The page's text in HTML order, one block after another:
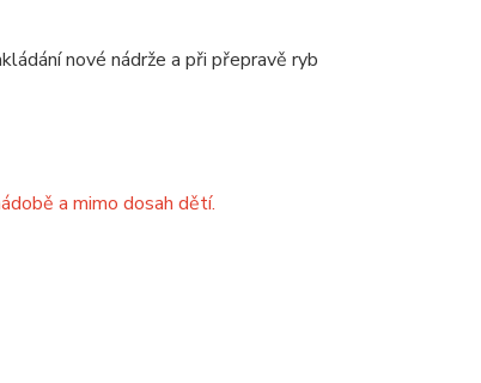
nové nádrže a při přepravě ryb
a mimo dosah dětí.